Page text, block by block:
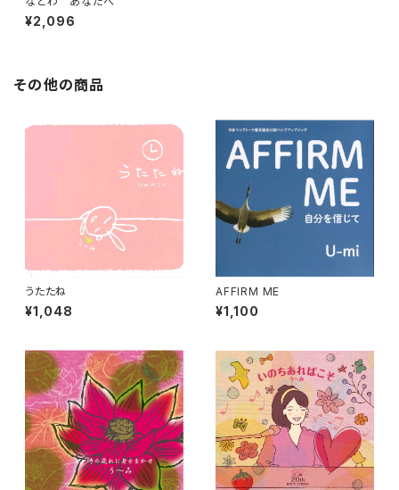
¥2,096
その他の商品
うたたね
¥1,048
AFFIRM ME
¥1,100